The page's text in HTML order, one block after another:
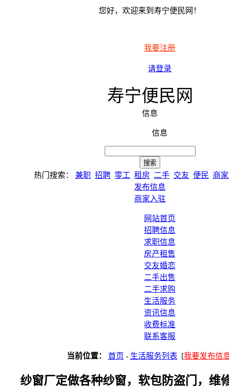
您好，欢迎来到寿宁便民网！
我要注册
请登录
寿宁便民网
信息
信息
热门搜索： 兼职 招聘 零工 租房 二手 交友 便民 商
发布信息
商家入驻
网站首页
招聘信息
求职信息
房产租售
交友婚恋
二手出售
二手求购
生活服务
资讯信息
收费标准
联系客服
当前位置： 首页 - 生活服务列表 [我要发布信
纱窗厂定做各种纱窗，软包防盗门，维